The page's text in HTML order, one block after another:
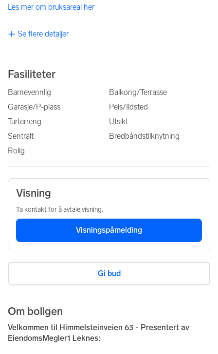
Les mer om bruksareal her
Se flere detaljer
Fasiliteter
Barnevennlig
Balkong/Terrasse
Garasje/P-plass
Peis/Ildsted
Turterreng
Utsikt
Sentralt
Bredbåndstilknytning
Rolig
Visning
Ta kontakt for å avtale visning.
Visningspåmelding
Gi bud
Om boligen
Velkommen til Himmelsteinveien 63 - Presentert av
EiendomsMegler1 Leknes: